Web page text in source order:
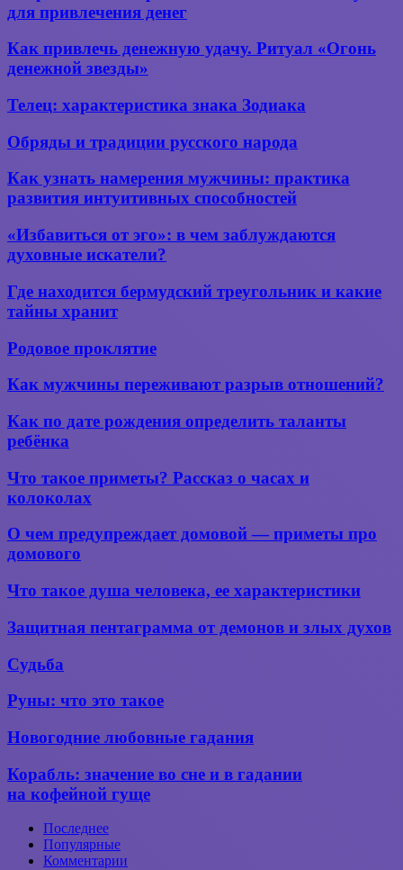
астрологов
практика:
волшебная
для
привлечения
для привлечения денег
Как
привлечь
денежную
Ритуал
денежной
Как привлечь денежную удачу. Ритуал «Огонь
денежной звезды»
Телец:
характеристика
знака
Зодиака
Телец: характеристика знака Зодиака
Обряды
и традиции
русского
народа
Обряды и традиции русского народа
Как
узнать
намерения
практика
развития
способностей
Как узнать намерения мужчины: практика
развития интуитивных способностей
«Избавиться
эго»:
чем
заблуждаются
искатели?
«Избавиться от эго»: в чем заблуждаются
духовные искатели?
Где
находится
бермудский
и какие
хранит
Где находится бермудский треугольник и какие
тайны хранит
Родовое
проклятие
Родовое проклятие
Как
мужчины
переживают
разрыв
отношений?
Как мужчины переживают разрыв отношений?
Как
дате
определить
таланты
Как по дате рождения определить таланты
ребёнка
Что
приметы?
о
часах
колоколах
Что такое приметы? Рассказ о часах и
колоколах
О чем
предупреждает
домовой —
про
О чем предупреждает домовой — приметы про
домового
Что
душа
человека,
Что такое душа человека, ее характеристики
Защитная
пентаграмма
от демонов
и злых
Защитная пентаграмма от демонов и злых духов
Судьба
Судьба
Руны:
что
это
такое
Руны: что это такое
Новогодние
любовные
гадания
Новогодние любовные гадания
Корабль:
значение
во сне
и в гадании
на кофейной
гуще
Корабль: значение во сне и в гадании
на кофейной гуще
Последнее
Популярные
Комментарии